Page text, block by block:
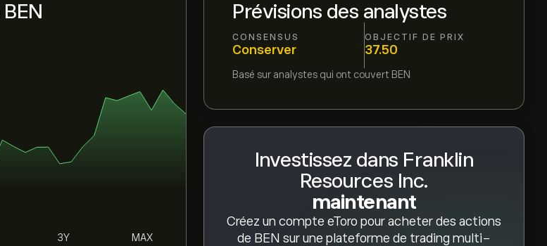
Prévisions des analystes
CONSENSUS
Conserver
OBJECTIF DE PRIX
37.50
Basé sur analystes qui ont couvert BEN
Investissez dans Franklin
Resources Inc.
maintenant
Créez un compte eToro pour acheter des actions
de BEN sur une plateforme de trading multi-
3Y MAX